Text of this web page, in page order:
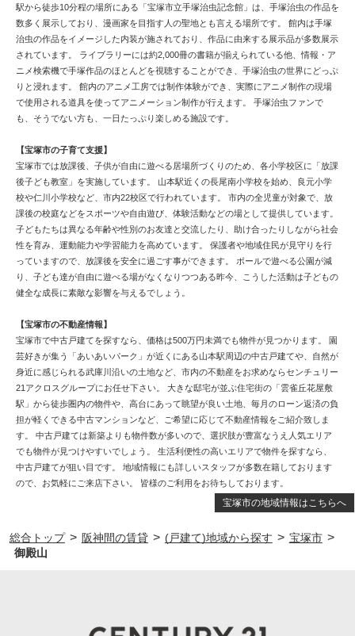
宝塚市の地域情報はこちらへ
駅から徒歩10分程の場所にある「宝塚市立手塚治虫記念館」は、手塚治虫の作品を
数多く展示しており、漫画家を目指す人の聖地とも言える場所です。 館内は手塚
治虫の作品をイメージした内装が施されており、作品に由来する展示品が多数展示
されています。 ライブラリーには約2,000冊の書籍が揃えられている他、情報・ア
ニメ検索機で手塚作品のほとんどを視聴することができ、手塚治虫の世界にどっぷ
りと浸れます。 館内のアニメ工房では制作体験ができ、実際にアニメ制作の現場
で使用される道具を使ってアニメーション制作が行えます。 手塚治虫ファンで
も、そうでない方も、一日たっぷり楽しめる施設です。
【宝塚市の子育て支援】
宝塚市では放課後、子供が自由に遊べる居場所づくりのため、各小学校区に「放課
後子ども教室」を実施しています。 山本駅近くの長尾南小学校を始め、良元小学
校や仁川小学校など、市内22校区で行われています。 市内の全児童が対象で、放
課後の校庭などをスポーツや自由遊び、体験活動などの場として提供しています。
子どもたちは異なる年齢や性別のお友達と交流したり、助け合ったりしながら社会
性を育み、運動能力や学習能力を高めています。 保護者や地域住民が見守りを行
っていますので、放課後を安全に過ごす事ができます。 ボールで遊べる公園が減
り、子ども達が自由に遊べる場がなくなりつつある昨今、こうした活動は子どもの
健全な成長に素敵な影響を与えるでしょう。
【宝塚市の不動産情報】
宝塚市で中古戸建てを探すなら、価格は500万円未満でも物件が見つかります。 園
芸好きが集う「あいあいパーク」が近くにある山本駅周辺の中古戸建てや、自然が
身近に感じられる武庫川沿いの土地など、市内の不動産をお求めならセンチュリー
21アクロスグループにお任せ下さい。 大きな邸宅が並ぶ住宅街の「雲雀丘花屋敷
駅」から徒歩圏内の物件や、高台にあって眺望が良い土地、毎月のローン返済の負
担が軽くできる中古マンションなど、ご希望に応じて不動産情報をご紹介致しま
す。 中古戸建ては新築よりも物件数が多いので、選択肢が豊富なうえ人気エリア
でも物件が見つけやすいでしょう。 生活利便性の高いエリアで物件を探すなら、
中古戸建てが狙い目です。 地域情報にも詳しいスタッフが多数在籍しております
ので、お気軽にご来店下さい。 皆様のご利用をお待ちしております。
総合トップ > 阪神間の賃貸 > (戸建て)地域から探す > 宝塚市 >
御殿山